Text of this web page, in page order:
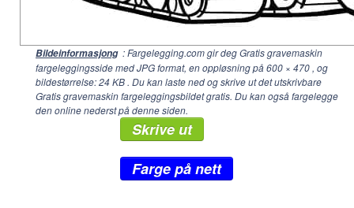
Bildeinformasjong : Fargelegging.com gir deg Gratis gravemaskin
fargeleggingsside med JPG format, en oppløsning på600 × 470 , og
bildestørrelse: 24 KB . Du kan laste ned og skrive ut det utskrivbare
Gratis gravemaskin fargeleggingsbildet gratis. Du kan også fargelegge
den online nederst på denne siden.
Skrive ut
Farge på nett